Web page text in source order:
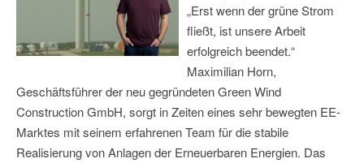
„Erst wenn der grüne Strom
fließt, ist unsere Arbeit
erfolgreich beendet.“
Maximilian Horn,
Geschäftsführer der neu gegründeten Green Wind
Construction GmbH, sorgt in Zeiten eines sehr bewegten EE-
Marktes mit seinem erfahrenen Team für die stabile
Realisierung von Anlagen der Erneuerbaren Energien. Das